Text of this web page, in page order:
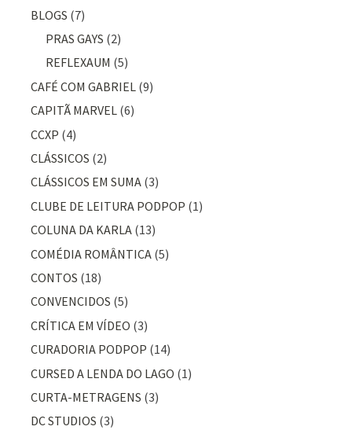
BLOGS (7)
PRAS GAYS (2)
REFLEXAUM (5)
CAFÉ COM GABRIEL (9)
CAPITÃ MARVEL (6)
CCXP (4)
CLÁSSICOS (2)
CLÁSSICOS EM SUMA (3)
CLUBE DE LEITURA PODPOP (1)
COLUNA DA KARLA (13)
COMÉDIA ROMÂNTICA (5)
CONTOS (18)
CONVENCIDOS (5)
CRÍTICA EM VÍDEO (3)
CURADORIA PODPOP (14)
CURSED A LENDA DO LAGO (1)
CURTA-METRAGENS (3)
DC STUDIOS (3)